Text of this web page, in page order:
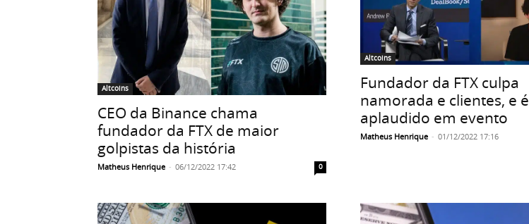
Altcoins
CEO da Binance chama
fundador da FTX de maior
golpistas da história
Matheus Henrique - 06/12/2022 17:42 0
Altcoins
Fundador da FTX culpa
namorada e clientes, e é
aplaudido em evento
Matheus Henrique - 01/12/2022 17:16